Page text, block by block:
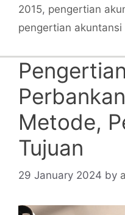
2015, pengertian
pengertian akuntansi
Metode,
Tujuan
29 January 2024 by